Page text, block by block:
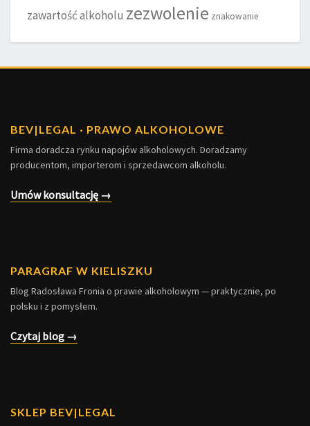
zawartość alkoholu zezwolenie znakowanie
BEV| LEGAL · PRAWO ALKOHOLOWE
Firma doradcza rynku napojów alkoholowych. Doradzamy
producentom, importerom i sprzedawcom alkoholu.
Umów konsultację →
PARAGRAF W KIELISZKU
Blog Radosława Fronia o prawie alkoholowym — praktycznie, po
polsku i z pomysłem.
Czytaj blog →
SKLEP BEV|LEGAL